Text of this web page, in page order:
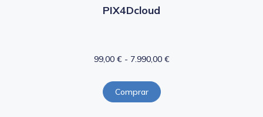
PIX4Dcloud
99,00 € - 7.990,00 €
Comprar